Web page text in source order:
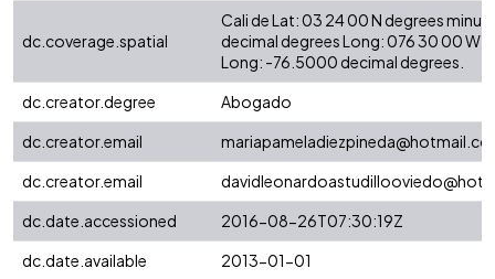
dc.coverage.spatial
Cali de Lat: 03 24 00 N degrees
decimal degrees Long: 076 30 00 W
Long: -76.5000 decimal degrees.
dc.creator.degree
Abogado
dc.creator.email
dc.creator.email
dc.date.accessioned
2016-08-26T07:30:19Z
dc.date.available
2013-01-01